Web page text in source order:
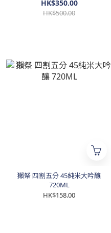
HK$350.00
HK$500.00
獺祭 四割五分 45純米大吟釀
720ML
HK$158.00